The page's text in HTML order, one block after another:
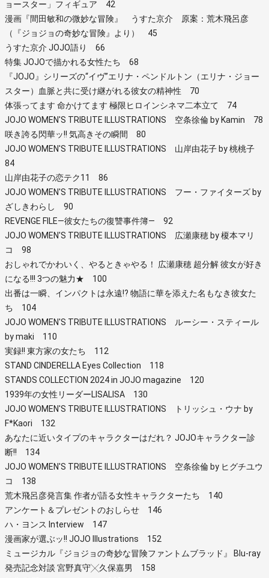
ョースター」フィギュア 42
漫画『間田敏和の微妙な冒険』 うすた京介 原案：荒木飛呂彦
（『ジョジョの奇妙な冒険』より） 45
うすた京介 JOJO語り 66
特集 JOJOで描かれる女性たち 68
『JOJO』シリーズの“イヴ”エリナ・ペンドルトン（エリナ・ジョー
スター）血脈と共に受け継がれる彼女の精神性 70
体張ってます 命かけてます 極限ヒロインシネマ二本立て 74
JOJO WOMEN'S TRIBUTE ILLUSTRATIONS 空条徐倫 by Kamin 78
咲き誇る閃華ッ!! 気高きその瞬間 80
JOJO WOMEN'S TRIBUTE ILLUSTRATIONS 山岸由花子 by 桃桃子
84
山岸由花子の恋テク11 86
JOJO WOMEN'S TRIBUTE ILLUSTRATIONS フー・ファイターズ by
ざしきわらし 90
REVENGE FILE―彼女たちの復讐事件簿― 92
JOJO WOMEN'S TRIBUTE ILLUSTRATIONS 広瀬康穂 by 榎本マリ
コ 98
おしゃれでかわいく、やるときゃやる！ 広瀬康穂 超分解 彼女が好き
になる!!! 3つの魅力★ 100
出番は一瞬、インパクトは永遠!? 物語に華を添えた名もなき彼女た
ち 104
JOJO WOMEN'S TRIBUTE ILLUSTRATIONS ルーシー・スティール
by maki 110
実録!! 東方家の女たち 112
STAND CINDERELLA Eyes Collection 118
STANDS COLLECTION 2024 in JOJO magazine 120
1939年の女性リーダーLISALISA 130
JOJO WOMEN'S TRIBUTE ILLUSTRATIONS トリッシュ・ウナ by
F*Kaori 132
あなたに近いタイプのキャラクターはだれ？ JOJOキャラクター診
断!! 134
JOJO WOMEN'S TRIBUTE ILLUSTRATIONS 空条徐倫 by ヒグチユウ
コ 138
荒木飛呂彦発言集 作者が語る女性キャラクターたち 140
アンケート＆プレゼントのおしらせ 146
ハ・ヨンス Interview 147
漫画家が選ぶッ!! JOJO Illustrations 152
ミュージカル『ジョジョの奇妙な冒険ファントムブラッド』 Blu-ray
発売記念対談 宮野真守╳久保嘉男 158